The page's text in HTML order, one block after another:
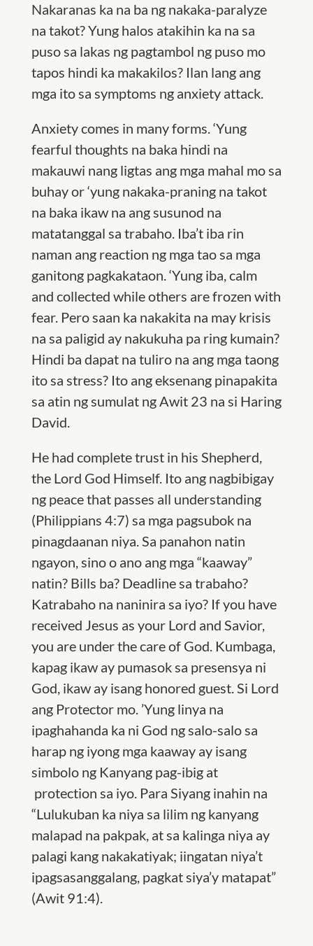
Nakaranas ka na ba ng nakaka-paralyze
na takot? Yung halos atakihin ka na sa
puso sa lakas ng pagtambol ng puso mo
tapos hindi ka makakilos? Ilan lang ang
mga ito sa symptoms ng anxiety attack.
Anxiety comes in many forms. ‘Yung
fearful thoughts na baka hindi na
makauwi nang ligtas ang mga mahal mo sa
buhay or ‘yung nakaka-praning na takot
na baka ikaw na ang susunod na
matatanggal sa trabaho. Iba’t iba rin
naman ang reaction ng mga tao sa mga
ganitong pagkakataon. ‘Yung iba, calm
and collected while others are frozen with
fear. Pero saan ka nakakita na may krisis
na sa paligid ay nakukuha pa ring kumain?
Hindi ba dapat na tuliro na ang mga taong
ito sa stress? Ito ang eksenang pinapakita
sa atin ng sumulat ng Awit 23 na si Haring
David.
He had complete trust in his Shepherd,
the Lord God Himself. Ito ang nagbibigay
ng peace that passes all understanding
(Philippians 4:7) sa mga pagsubok na
pinagdaanan niya. Sa panahon natin
ngayon, sino o ano ang mga “kaaway”
natin? Bills ba? Deadline sa trabaho?
Katrabaho na naninira sa iyo? If you have
received Jesus as your Lord and Savior,
you are under the care of God. Kumbaga,
kapag ikaw ay pumasok sa presensya ni
God, ikaw ay isang honored guest. Si Lord
ang Protector mo. ’Yung linya na
ipaghahanda ka ni God ng salo-salo sa
harap ng iyong mga kaaway ay isang
simbolo ng Kanyang pag-ibig at
protection sa iyo. Para Siyang inahin na
“Lulukuban ka niya sa lilim ng kanyang
malapad na pakpak, at sa kalinga niya ay
palagi kang nakakatiyak; iingatan niya’t
ipagsasanggalang, pagkat siya’y matapat”
(Awit 91:4).